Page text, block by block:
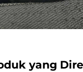
yang